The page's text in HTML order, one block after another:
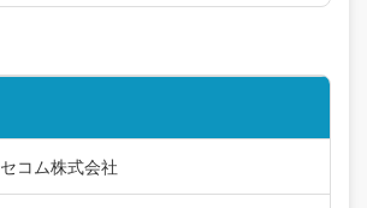
セコム株式会社